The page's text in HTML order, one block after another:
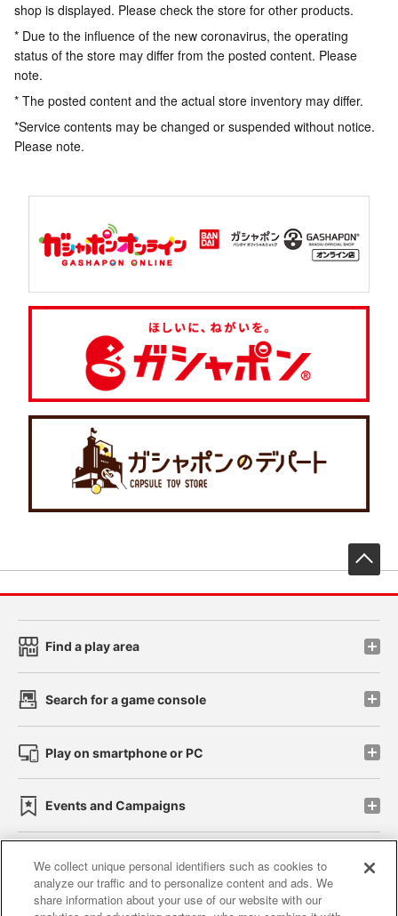
shop is displayed. Please check the store for other products.
* Due to the influence of the new coronavirus, the operating
status of the store may differ from the posted content. Please
note.
* The posted content and the actual store inventory may differ.
*Service contents may be changed or suspended without notice.
Please note.
Find a play area
Search for a game console
Play on smartphone or PC
Events and Campaigns
Affiliate Sustainability site policy privacy policy
We collect unique personal identifiers such as cookies to
analyze our traffic and to personalize content and ads. We
share information about your use of our website with our